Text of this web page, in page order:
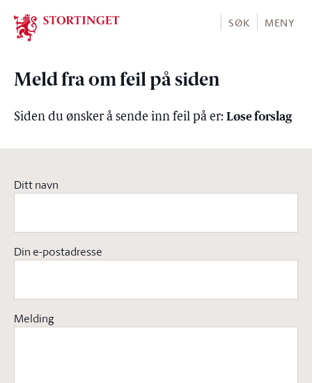
Stortinget.no
SØK MENY
Meld fra om feil på siden
Siden du ønsker å sende inn feil på er: Løse forslag
Ditt navn
Din e-postadresse
Melding